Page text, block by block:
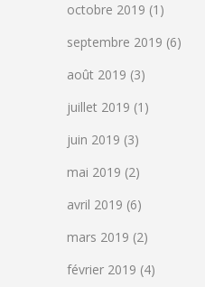
octobre 2019 (1)
septembre 2019 (6)
août 2019 (3)
juillet 2019 (1)
juin 2019 (3)
mai 2019 (2)
avril 2019 (6)
mars 2019 (2)
février 2019 (4)